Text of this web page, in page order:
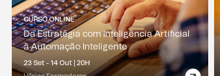
CURSO ONLINE
Da Estratégia com Inteligência Artificial
à Automação Inteligente
23 Set - 14 Out | 20H